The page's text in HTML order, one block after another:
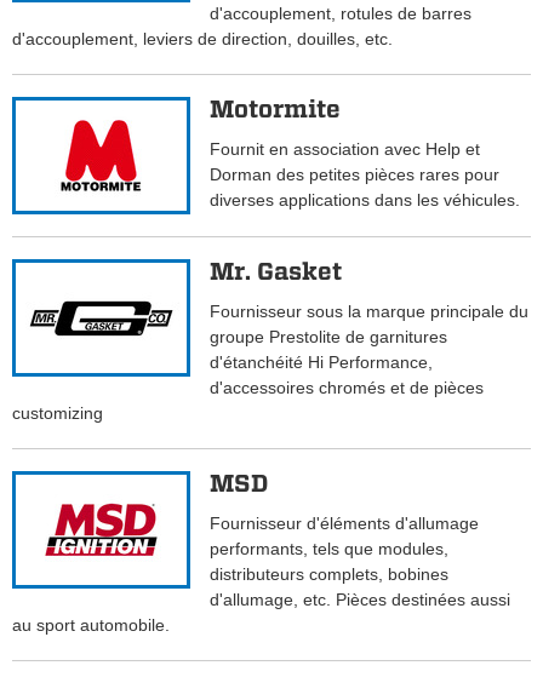
d'accouplement, rotules de barres
d'accouplement, leviers de direction, douilles, etc.
Motormite
Fournit en association avec Help et
Dorman des petites pièces rares pour
diverses applications dans les véhicules.
Mr. Gasket
Fournisseur sous la marque principale du
groupe Prestolite de garnitures
d'étanchéité Hi Performance,
d'accessoires chromés et de pièces
customizing
MSD
Fournisseur d'éléments d'allumage
performants, tels que modules,
distributeurs complets, bobines
d'allumage, etc. Pièces destinées aussi
au sport automobile.